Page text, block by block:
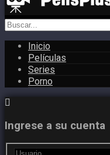
Inicio
Películas
Series
Porno
Ingrese a su cuenta